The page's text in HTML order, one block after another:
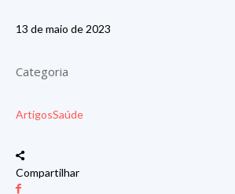
13 de maio de 2023
Categoria
ArtigosSaúde
Compartilhar